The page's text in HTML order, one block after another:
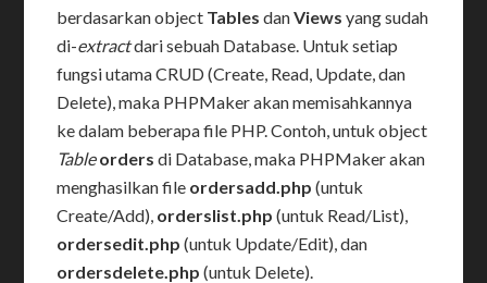
berdasarkan object Tables danViews yang sudah
di-extractdari sebuah Database. Untuk setiap
fungsi utama CRUD (Create, Read, Update, dan
Delete), maka PHPMaker akan memisahkannya
ke dalam beberapa file PHP. Contoh, untuk object
Tableorders di Database, maka PHPMaker akan
menghasilkan file ordersadd.php (untuk
Create/Add), orderslist.php (untuk Read/List),
ordersedit.php (untuk Update/Edit), dan
ordersdelete.php (untuk Delete).